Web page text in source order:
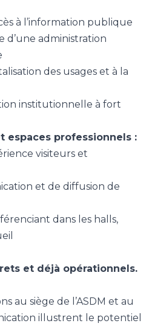
à l’information publique
d’une administration
des usages et à la
institutionnelle à fort
espaces professionnels :
visiteurs et
et de diffusion de
dans les halls,
et déjà opérationnels.
au siège de l’ASDM et au
illustrent le potentiel